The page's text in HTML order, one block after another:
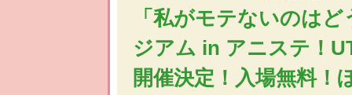
「私がモテないのは
ジアム in アニステ！
開催決定！入場無料！